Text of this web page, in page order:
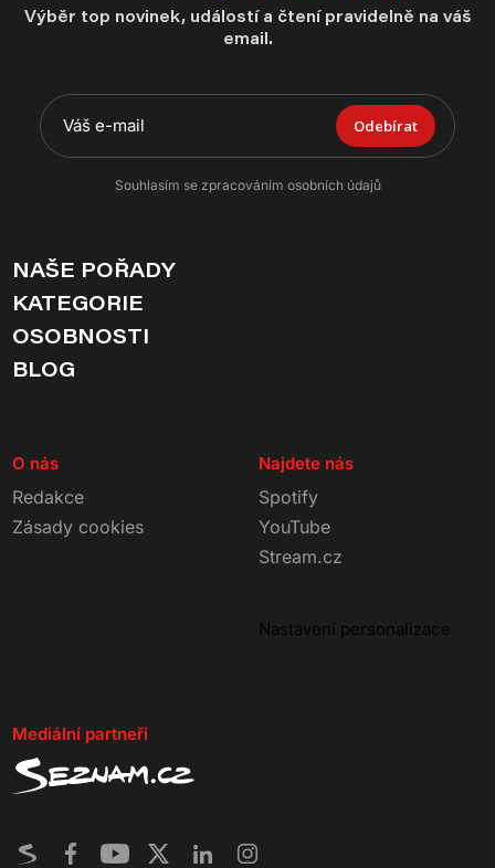
Výběr top novinek, událostí a čtení pravidelně na váš
email.
Odebírat
Souhlasím se zpracováním osobních údajů
NAŠE POŘADY
KATEGORIE
OSOBNOSTI
BLOG
O nás
Redakce
Zásady cookies
Najdete nás
Spotify
YouTube
Stream.cz
Nastavení personalizace
Mediální partneři